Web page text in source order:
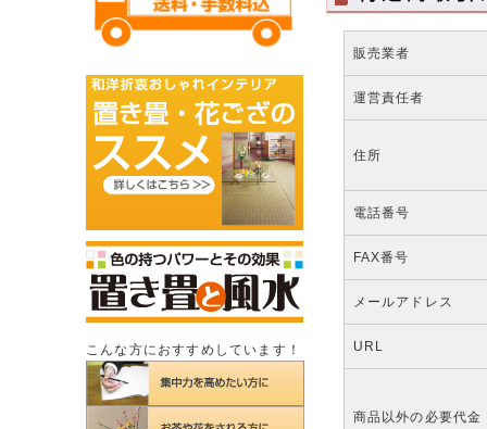
こんな方におすすめしています！
販売業者
運営責任者
住所
電話番号
FAX番号
メールアドレス
URL
商品以外の必要代金